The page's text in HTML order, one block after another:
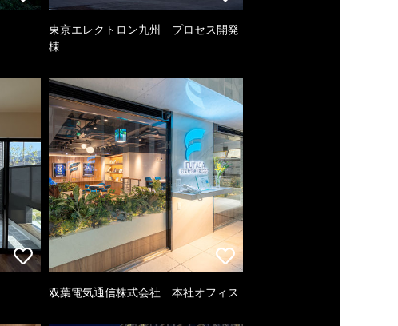
東京エレクトロン九州 プロセス開発
棟
双葉電気通信株式会社 本社オフィス